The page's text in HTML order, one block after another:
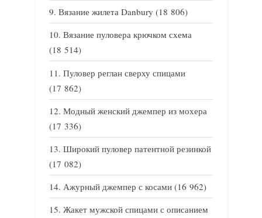
Вязание жилета Danbury (18 806)
Вязание пуловера крючком схема
(18 514)
Пуловер реглан сверху спицами
(17 862)
Модный женский джемпер из мохера
(17 336)
Широкий пуловер патентной резинкой
(17 082)
Ажурный джемпер с косами (16 962)
Жакет мужской спицами с описанием